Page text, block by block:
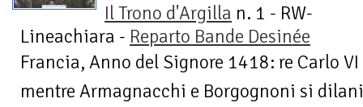
Il Trono d'Argilla n. 1 - RW-
Lineachiara - Reparto Bande Desinée
Francia, Anno del Signore 1418: re Carlo
mentre Armagnacchi e Borgognoni si